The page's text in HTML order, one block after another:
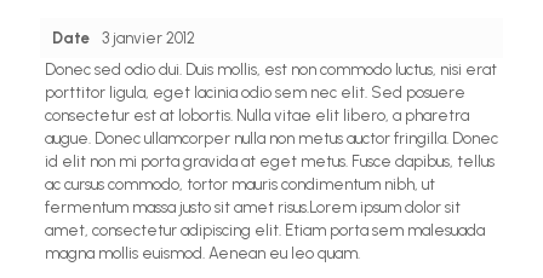
Date
3 janvier 2012
Donec sed odio dui. Duis mollis, est non commodo luctus, nisi erat
porttitor ligula, eget lacinia odio sem nec elit. Sed posuere
consectetur est at lobortis. Nulla vitae elit libero, a pharetra
augue. Donec ullamcorper nulla non metus auctor fringilla. Donec
id elit non mi porta gravida at eget metus. Fusce dapibus, tellus
ac cursus commodo, tortor mauris condimentum nibh, ut
fermentum massa justo sit amet risus.Lorem ipsum dolor sit
amet, consectetur adipiscing elit. Etiam porta sem malesuada
magna mollis euismod. Aenean eu leo quam.